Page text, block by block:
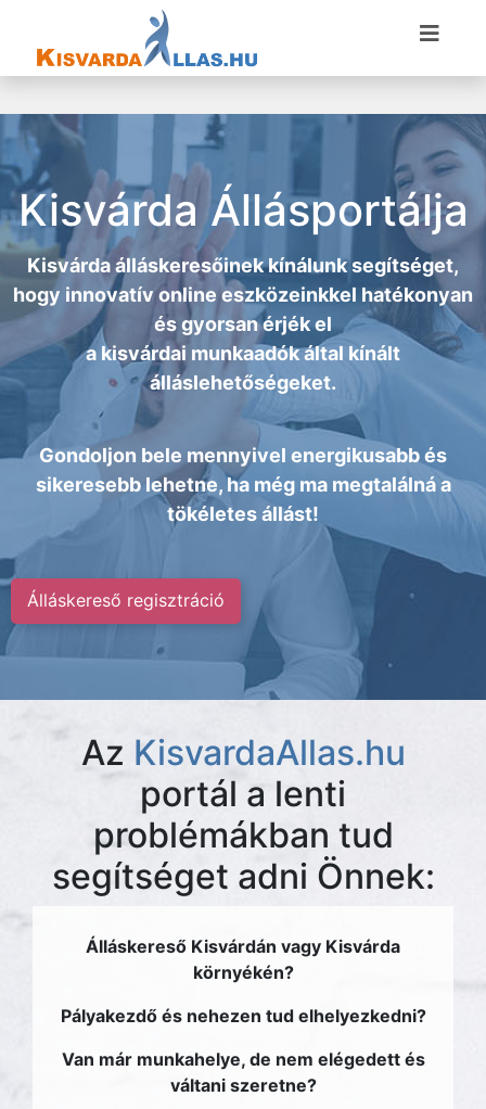
Kisvárda Állásportálja
Kisvárda álláskeresőinek kínálunk segítséget,
hogy innovatív online eszközeinkkel hatékonyan
és gyorsan érjék el
a kisvárdai munkaadókáltal kínált
álláslehetőségeket.
Gondoljon bele mennyivel energikusabb és
sikeresebb lehetne, ha még ma megtalálná a
tökéletes állást!
Álláskereső regisztráció
Az KisvardaAllas.hu
portál a lenti
problémákban tud
segítséget adni Önnek:
Álláskereső Kisvárdán vagy Kisvárda
környékén?
Pályakezdő és nehezen tud elhelyezkedni?
Van már munkahelye, de nem elégedett és
váltani szeretne?